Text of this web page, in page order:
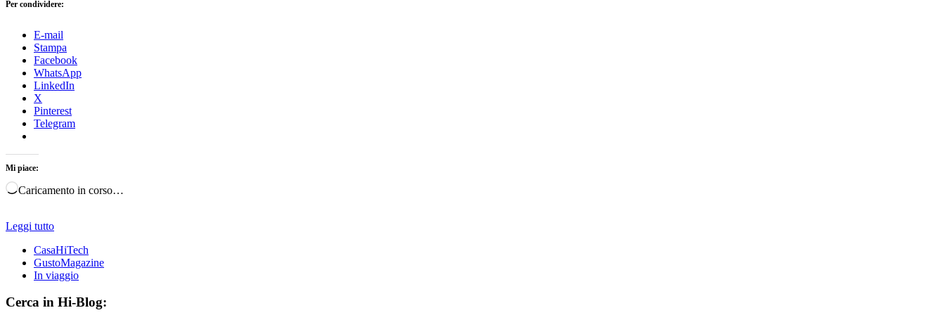
Per condividere:
E-mail
Stampa
Facebook
WhatsApp
LinkedIn
X
Pinterest
Telegram
Mi piace:
Caricamento in corso…
Leggi tutto
CasaHiTech
GustoMagazine
In viaggio
Cerca in Hi-Blog: